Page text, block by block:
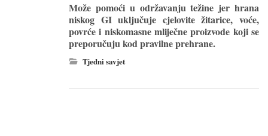
Može pomoći u održavanju težine jer hrana
niskog GI uključuje cjelovite žitarice, voće,
povrće i niskomasne mliječne proizvode koji se
preporučuju kod pravilne prehrane.
Tjedni savjet